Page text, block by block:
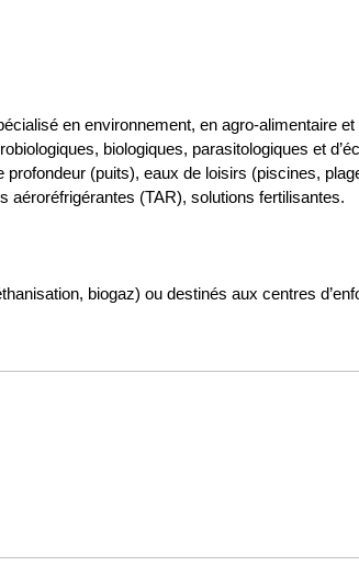
en environnement, en agro-alimentaire
biologiques, parasitologiques et
(puits), eaux de loisirs (piscines,
aéroréfrigérantes (TAR), solutions fertilisantes.
biogaz) ou destinés aux centres